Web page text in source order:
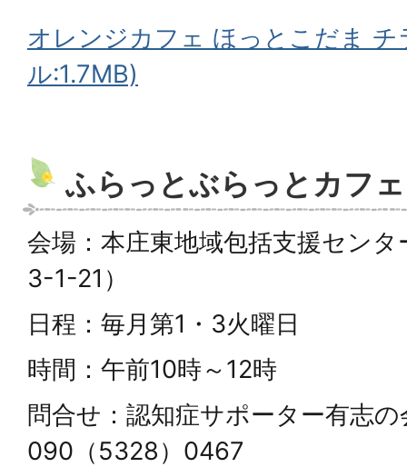
オレンジカフェ ほっとこだま チ
ル:1.7MB)
ふらっとぶらっとカフェ
会場：本庄東地域包括支援セン
3-1-21）
日程：毎月第1・3火曜日
時間：午前10時～12時
問合せ：認知症サポーター有志
090（5328）0467